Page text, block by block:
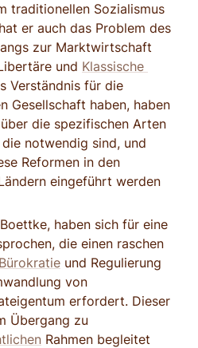
traditionellen Sozialismus
er auch das Problem des
zur Marktwirtschaft
und Klassische
Verständnis für die
Gesellschaft haben, haben
die spezifischen Arten
notwendig sind, und
Reformen in den
eingeführt werden
haben sich für eine
die einen raschen
Bürokratie und Regulierung
von
erfordert. Dieser
Übergang zu
Rahmen begleitet